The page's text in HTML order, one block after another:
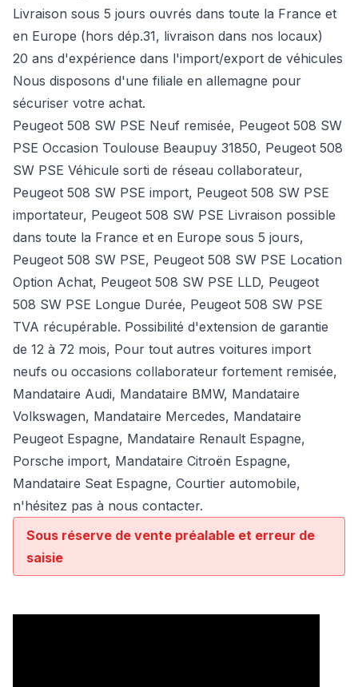
Livraison sous 5 jours ouvrés dans toute la France et
en Europe (hors dép.31, livraison dans nos locaux)
20 ans d'expérience dans l'import/export de véhicules
Nous disposons d'une filiale en allemagne pour
sécuriser votre achat.
Peugeot 508 SW PSE Neuf remisée, Peugeot 508 SW
PSE Occasion Toulouse Beaupuy 31850, Peugeot 508
SW PSE Véhicule sorti de réseau collaborateur,
Peugeot 508 SW PSE import, Peugeot 508 SW PSE
importateur, Peugeot 508 SW PSE Livraison possible
dans toute la France et en Europe sous 5 jours,
Peugeot 508 SW PSE, Peugeot 508 SW PSE Location
Option Achat, Peugeot 508 SW PSE LLD, Peugeot
508 SW PSE Longue Durée, Peugeot 508 SW PSE
TVA récupérable. Possibilité d'extension de garantie
de 12 à 72 mois, Pour tout autres voitures import
neufs ou occasions collaborateur fortement remisée,
Mandataire Audi, Mandataire BMW, Mandataire
Volkswagen, Mandataire Mercedes, Mandataire
Peugeot Espagne, Mandataire Renault Espagne,
Porsche import, Mandataire Citroën Espagne,
Mandataire Seat Espagne, Courtier automobile,
n'hésitez pas à nous contacter.
Sous réserve de vente préalable et erreur de
saisie